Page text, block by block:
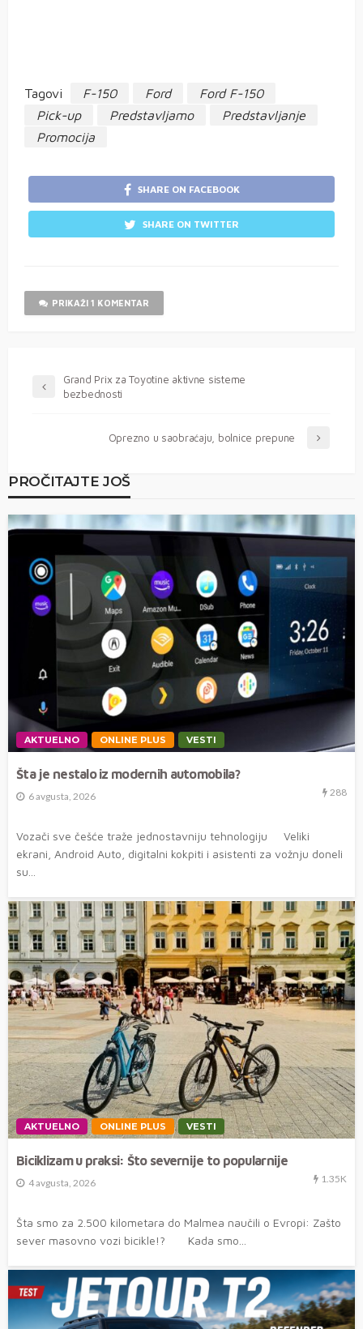
Tagovi F-150 Ford
Ford F-150
Pick-up
Predstavljamo
Predstavljanje
Promocija
SHARE ON FACEBOOK
SHARE ON TWITTER
PRIKAŽI 1 KOMENTAR
Grand Prix za Toyotine aktivne sisteme
bezbednosti
Oprezno u saobraćaju, bolnice prepune
PROČITAJTE JOŠ
AKTUELNO ONLINE PLUS VESTI
Šta je nestalo iz modernih automobila?
6 avgusta, 2026 288
Vozači sve češće traže jednostavniju tehnologiju Veliki
ekrani, Android Auto, digitalni kokpiti i asistenti za vožnju doneli
su...
AKTUELNO ONLINE PLUS VESTI
Biciklizam u praksi: Što severnije to popularnije
4 avgusta, 2026 1.35K
Šta smo za 2.500 kilometara do Malmea naučili o Evropi: Zašto
sever masovno vozi bicikle!? Kada smo...